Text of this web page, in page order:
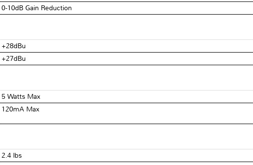
0-10dB Gain Reduction
+28dBu
+27dBu
5 Watts Max
120mA Max
2.4 lbs